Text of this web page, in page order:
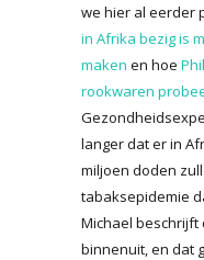
we hier al eerder
in Afrika bezig is
maken en hoe
rookwaren
langer dat er in
miljoen doden
tabaksepidemie
Michael beschrijft
binnenuit, en dat